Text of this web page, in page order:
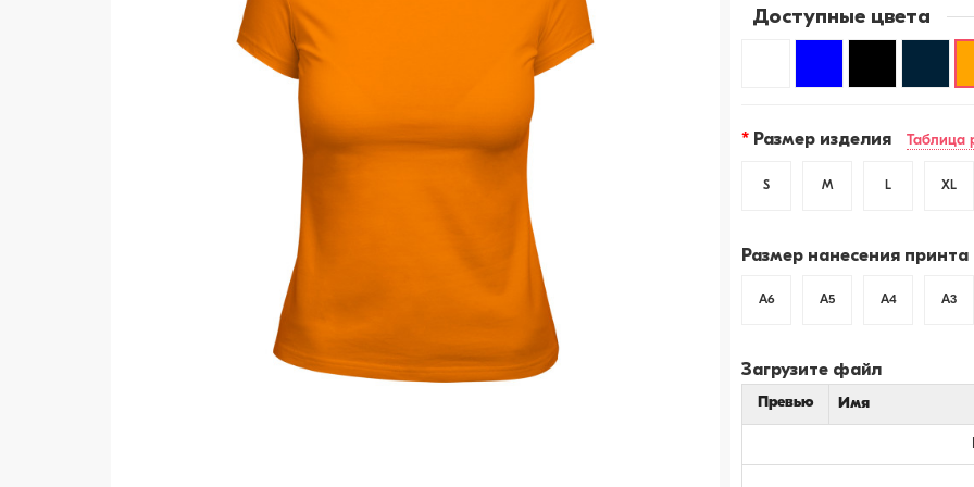
Доступные цвета
белая
синяя
черная
темно-
Размер изделия Таблица
S M L XL
Размер нанесения принта
A6 A5 A4 A3
Загрузите файл
Превью Имя